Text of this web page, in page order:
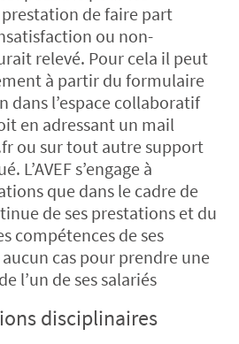
de faire part
ou non-
relevé. Pour cela il peut
à partir du formulaire
dans l’espace collaboratif
en adressant un mail
ou sur tout autre support
L’AVEF s’engage à
que dans le cadre de
de ses prestations et du
compétences de ses
cas pour prendre une
l’un de ses salariés
disciplinaires